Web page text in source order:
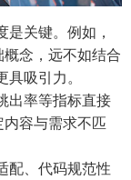
是关键。例如，
概念，远不如结合
吸引力。
出率等指标直接
内容与需求不匹
配、代码规范性